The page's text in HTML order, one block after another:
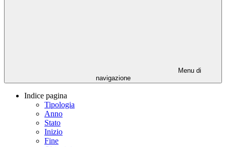
Menu di
navigazione
Indice pagina
Tipologia
Anno
Stato
Inizio
Fine